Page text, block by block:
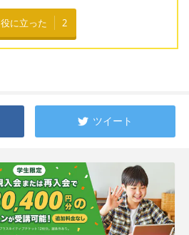
役に立った 2
ツイート